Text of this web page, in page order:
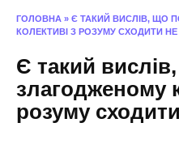
ГОЛОВНА » Є ТАКИЙ ВИСЛІВ, ЩО
КОЛЕКТИВІ З РОЗУМУ СХОДИТИ
Є такий
злагодженому
розуму